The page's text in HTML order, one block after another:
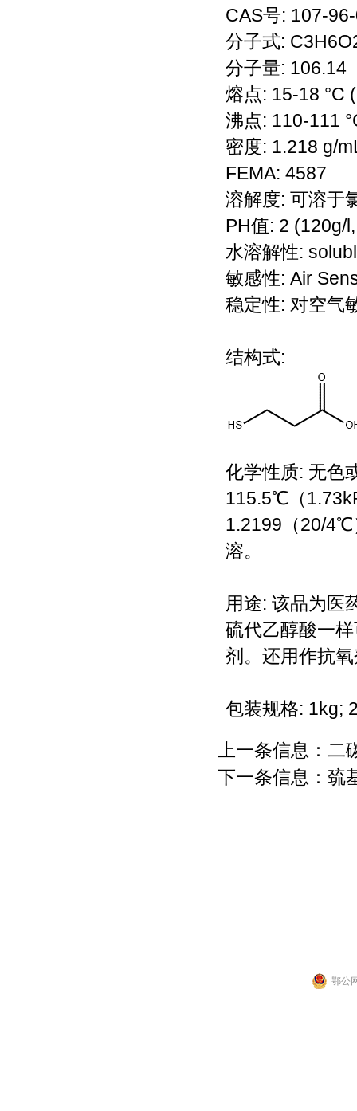
CAS号: 107-
分子式:
分子量: 106.14
熔点: 15-18 °C
沸点: 110-111
密度: 1.218 g/
FEMA: 4587
溶解度: 可溶于
PH值: 2
水溶解性:
敏感性: Air
稳定性: 对空气
结构式:
化学性质: 无色
115.5℃（
1.2199（20/4℃
溶。
用途: 该品为医
硫代乙醇酸一
剂。还用作抗
包装规格: 1kg;
上一条信息： 二
下一条信息： 巯
鄂公